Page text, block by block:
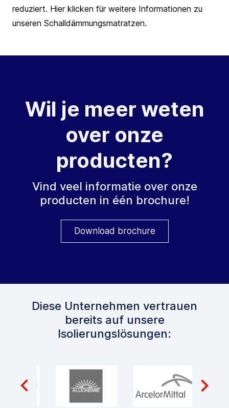
reduziert. Hier klicken für weitere Informationen zu
unseren Schalldämmungsmatratzen.
Wil je meer weten
over onze
producten?
Vind veel informatie over onze
producten in één brochure!
Download brochure
Diese Unternehmen vertrauen
bereits auf unsere
Isolierungslösungen: